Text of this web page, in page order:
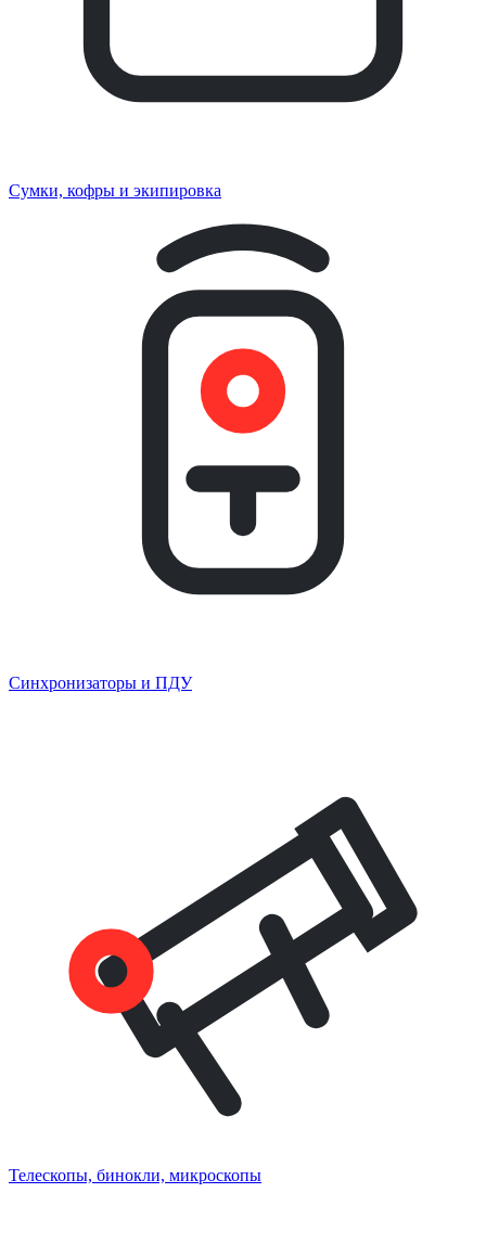
Сумки, кофры и экипировка
Синхронизаторы и ПДУ
Телескопы, бинокли, микроскопы